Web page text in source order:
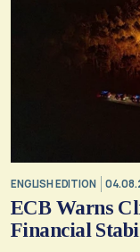
ENGLISH EDITION
ECB Warns
Financial